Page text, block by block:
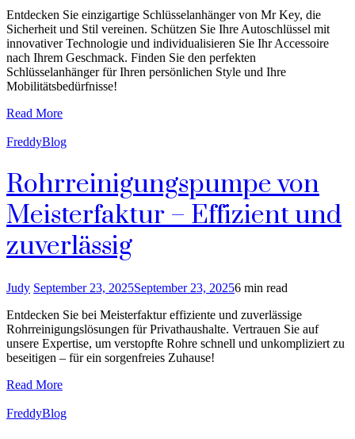
Entdecken Sie einzigartige Schlüsselanhänger von Mr Key, die
Sicherheit und Stil vereinen. Schützen Sie Ihre Autoschlüssel mit
innovativer Technologie und individualisieren Sie Ihr Accessoire
nach Ihrem Geschmack. Finden Sie den perfekten
Schlüsselanhänger für Ihren persönlichen Style und Ihre
Mobilitätsbedürfnisse!
Read More
FreddyBlog
Rohrreinigungspumpe von
Meisterfaktur – Effizient und
zuverlässig
Judy September 23, 2025September 23, 20256 min read
Entdecken Sie bei Meisterfaktur effiziente und zuverlässige
Rohrreinigungslösungen für Privathaushalte. Vertrauen Sie auf
unsere Expertise, um verstopfte Rohre schnell und unkompliziert zu
beseitigen – für ein sorgenfreies Zuhause!
Read More
FreddyBlog